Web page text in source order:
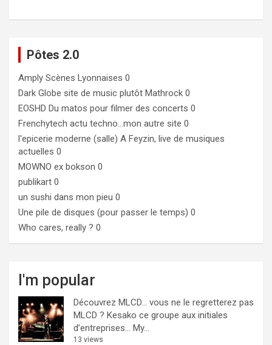
Pôtes 2.0
Amply Scènes Lyonnaises 0
Dark Globe site de music plutôt Mathrock 0
EOSHD Du matos pour filmer des concerts 0
Frenchytech actu techno…mon autre site 0
l'epicerie moderne (salle) A Feyzin, live de musiques
actuelles 0
MOWNO ex bokson 0
publikart 0
un sushi dans mon pieu 0
Une pile de disques (pour passer le temps) 0
Who cares, really ? 0
I'm popular
Découvrez MLCD… vous ne le regretterez pas
MLCD ? Kesako ce groupe aux initiales
d’entreprises… My...
13 views